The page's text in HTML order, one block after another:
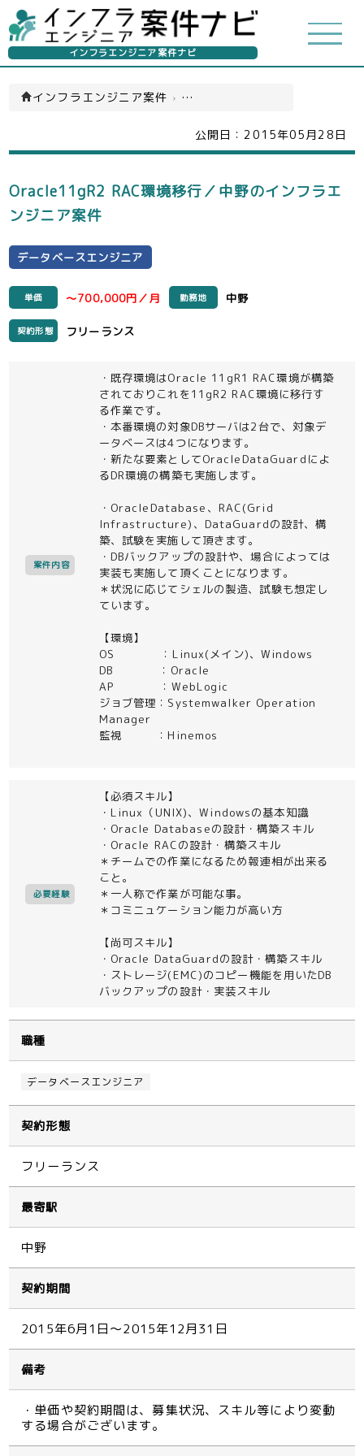
インフラエンジニア案件ナビ
インフラエンジニア案件 › データベースエンジニア(一覧)
公開日： 2015年05月28日
Oracle11gR2 RAC環境移行／中野のインフラエ
ンジニア案件
データベースエンジニア
単価 ～700,000円／月 勤務地 中野
契約形態 フリーランス
案件内容
・既存環境はOracle 11gR1 RAC環境が構築
されておりこれを11gR2 RAC環境に移行す
る作業です。
・本番環境の対象DBサーバは2台で、対象デ
ータベースは4つになります。
・新たな要素としてOracleDataGuardによ
るDR環境の構築も実施します。
・OracleDatabase、RAC(Grid
Infrastructure)、DataGuardの設計、構
築、試験を実施して頂きます。
・DBバックアップの設計や、場合によっては
実装も実施して頂くことになります。
＊状況に応じてシェルの製造、試験も想定し
ています。
【環境】
OS ：Linux(メイン)、Windows
DB ：Oracle
AP ：WebLogic
ジョブ管理：Systemwalker Operation
Manager
監視 ：Hinemos
必要経験
【必須スキル】
・Linux（UNIX)、Windowsの基本知識
・Oracle Databaseの設計・構築スキル
・Oracle RACの設計・構築スキル
＊チームでの作業になるため報連相が出来る
こと。
＊一人称で作業が可能な事。
＊コミニュケーション能力が高い方
【尚可スキル】
・Oracle DataGuardの設計・構築スキル
・ストレージ(EMC)のコピー機能を用いたDB
バックアップの設計・実装スキル
職種
データベースエンジニア
契約形態
フリーランス
最寄駅
中野
契約期間
2015年6月1日～2015年12月31日
備考
・単価や契約期間は、募集状況、スキル等により変動
する場合がございます。